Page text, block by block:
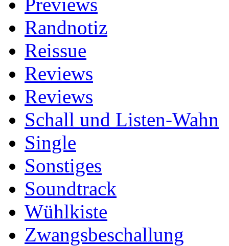
Randnotiz
Reissue
Reviews
Reviews
Schall und Listen-Wahn
Single
Sonstiges
Soundtrack
Wühlkiste
Zwangsbeschallung